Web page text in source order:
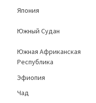
Япония
Южный Судан
Южная Африканская
Республика
Эфиопия
Чад